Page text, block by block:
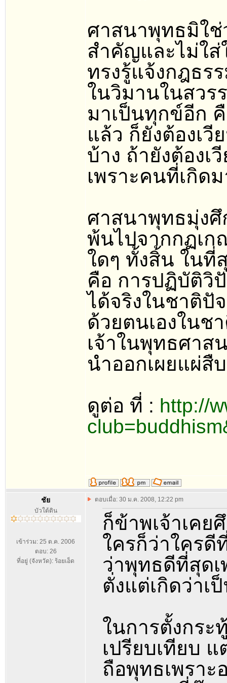
ศาสนาพุทธมิใช่
สำคัญและไม่ใส่
ทรงรู้แจ้งกฎธร
ในวิมานในสวร
มาเป็นทุกข์อีก คื
แล้ว ก็ยังต้องเ
บ้าง ถ้ายังต้องเ
เพราะคนที่เกิด
ศาสนาพุทธมุ่งศึ
พ้นไปจากกฏเก
ใดๆ ทั้งสิ้น ในที่
คือ การปฏิบัติวิ
ได้จริงในชาติปั
ด้วยตนเองในช
เจ้าในพุทธศาส
นำออกเผยแผ่
ดูต่อ ที่ : http://
ชัย
บัวใต้ดิน
เข้าร่วม: 25 ต.ค. 2006
ตอบ: 26
ที่อยู่ (จังหวัด): ร้อยเอ็ด
ตอบเมื่อ: 30 ม.ค. 2008, 12:22 pm
ก็ข้าพเจ้าเคย
ใครก็ว่าใครดี
ว่าพุทธดีที่สุด
ตั่งแต่เกิดว่าเ
ในการตั้งกร
เปรียบเทียบ
ถือพุทธเพราะ